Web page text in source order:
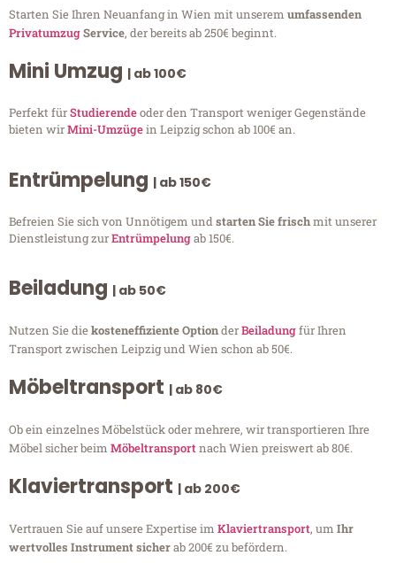
Starten Sie Ihren Neuanfang in Wien mit unserem umfassenden
PrivatumzugService, der bereits ab 250€ beginnt.
Mini Umzug | ab 100€
Perfekt fürStudierendeoder den Transport weniger Gegenstände
bieten wirMini-Umzügein Leipzig schon ab 100€ an.
Entrümpelung | ab 150€
Befreien Sie sich von Unnötigem undstarten Sie frischmit unserer
Dienstleistung zurEntrümpelungab 150€.
Beiladung | ab 50€
Nutzen Sie diekosteneffiziente OptionderBeiladungfür Ihren
Transport zwischen Leipzig und Wien schon ab 50€.
Möbeltransport | ab 80€
Ob ein einzelnes Möbelstück oder mehrere, wir transportieren Ihre
Möbel sicher beim Möbeltransportnach Wien preiswert ab 80€.
Klaviertransport | ab 200€
Vertrauen Sie auf unsere Expertise im Klaviertransport, um Ihr
wertvolles Instrument sicherab 200€ zu befördern.